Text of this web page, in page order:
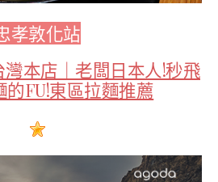
孝敦化站
本店｜老闆日本人!秒飛
的FU!東區拉麵推薦